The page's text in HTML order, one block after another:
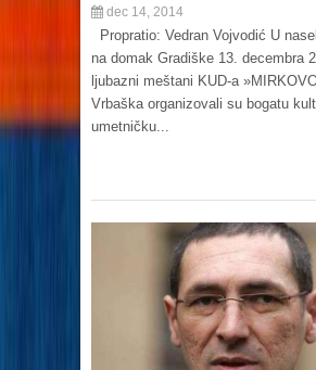
dec 14, 2014
Propratio: Vedran Vojvodić U
na domak Gradiške 13. decembra
ljubazni meštani KUD-a
Vrbaška organizovali su bogatu
umetničku...